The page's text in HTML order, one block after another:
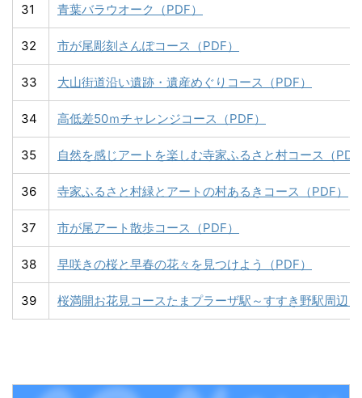
31 青葉バラウオーク（PDF）
32 市が尾彫刻さんぽコース（PDF）
33 大山街道沿い遺跡・遺産めぐりコース（PDF）
34 高低差50ｍチャレンジコース（PDF）
35 自然を感じアートを楽しむ寺家ふるさと村コース（
36 寺家ふるさと村緑とアートの村あるきコース（PDF）
37 市が尾アート散歩コース（PDF）
38 早咲きの桜と早春の花々を見つけよう（PDF）
39 桜満開お花見コースたまプラーザ駅～すすき野駅周辺